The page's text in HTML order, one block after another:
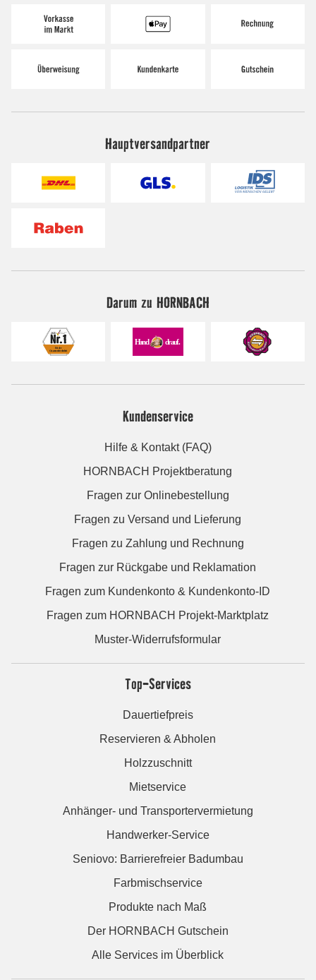
Hauptversandpartner
Darum zu HORNBACH
Kundenservice
Hilfe & Kontakt (FAQ)
HORNBACH Projektberatung
Fragen zur Onlinebestellung
Fragen zu Versand und Lieferung
Fragen zu Zahlung und Rechnung
Fragen zur Rückgabe und Reklamation
Fragen zum Kundenkonto & Kundenkonto-ID
Fragen zum HORNBACH Projekt-Marktplatz
Muster-Widerrufsformular
Top-Services
Dauertiefpreis
Reservieren & Abholen
Holzzuschnitt
Mietservice
Anhänger- und Transportervermietung
Handwerker-Service
Seniovo: Barrierefreier Badumbau
Farbmischservice
Produkte nach Maß
Der HORNBACH Gutschein
Alle Services im Überblick